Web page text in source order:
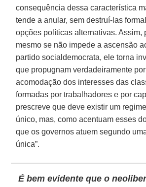
consequência dessa característica
tende a anular, sem destruí-las
opções políticas alternativas. Assim,
mesmo se não impede a ascensão
partido socialdemocrata, ele torna
que propugnam verdadeiramente
acomodação dos interesses das
formadas por trabalhadores e por
prescreve que deve existir um
único, mas, como acentuam esses
que os governos atuem segundo
única”.
É bem evidente que o